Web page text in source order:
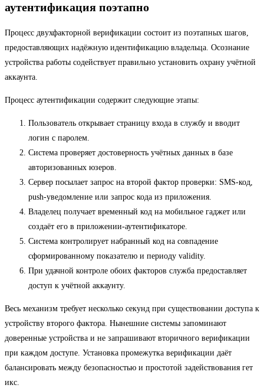
аутентификация поэтапно
Процесс двухфакторной верификации состоит из поэтапных шагов,
предоставляющих надёжную идентификацию владельца. Осознание
устройства работы содействует правильно установить охрану учётной
аккаунта.
Процесс аутентификации содержит следующие этапы:
Пользователь открывает страницу входа в службу и вводит
логин с паролем.
Система проверяет достоверность учётных данных в базе
авторизованных юзеров.
Сервер посылает запрос на второй фактор проверки: SMS-код,
push-уведомление или запрос кода из приложения.
Владелец получает временный код на мобильное гаджет или
создаёт его в приложении-аутентификаторе.
Система контролирует набранный код на совпадение
сформированному показателю и периоду validity.
При удачной контроле обоих факторов служба предоставляет
доступ к учётной аккаунту.
Весь механизм требует несколько секунд при существовании доступа к
устройству второго фактора. Нынешние системы запоминают
доверенные устройства и не запрашивают вторичного верификации
при каждом доступе. Установка промежутка верификации даёт
балансировать между безопасностью и простотой задействования гет
икс.